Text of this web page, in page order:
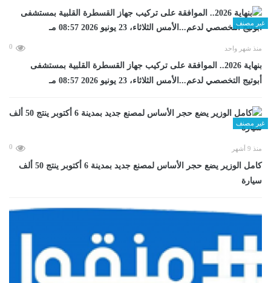
غير مصنف
منذ شهر واحد 0
بنهاية 2026.. الموافقة على تركيب جهاز القسطرة القلبية بمستشفى
أبوتيج التخصصي لدعم...الأمس الثلاثاء، 23 يونيو 2026 08:57 مـ
غير مصنف
منذ 9 أشهر 0
كامل الوزير يضع حجر الأساس لمصنع جديد بمدينة 6 أكتوبر ينتج 50 ألف
سيارة